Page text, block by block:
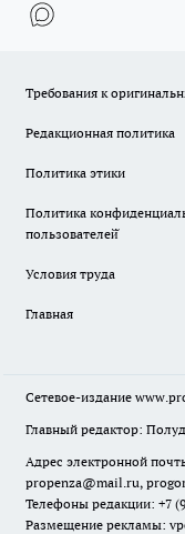
Требования к
Редакционная политика
Политика этики
Политика
пользователей̆
Условия труда
Главная
Сетевое-издание
Главный редактор:
Адрес электронной
propenza@mail.ru,
Телефоны редакции: +7
Размещение рекламы: